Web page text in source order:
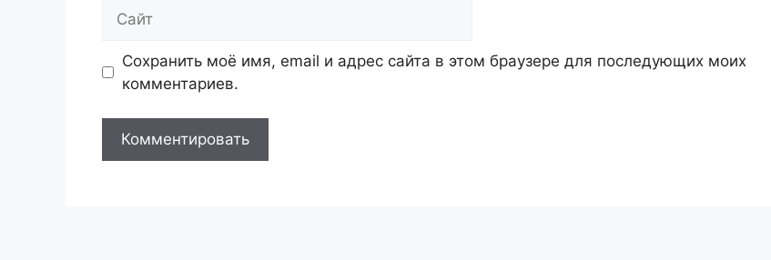
Сохранить моё имя, email и адрес сайта в этом браузере для последующих моих
комментариев.